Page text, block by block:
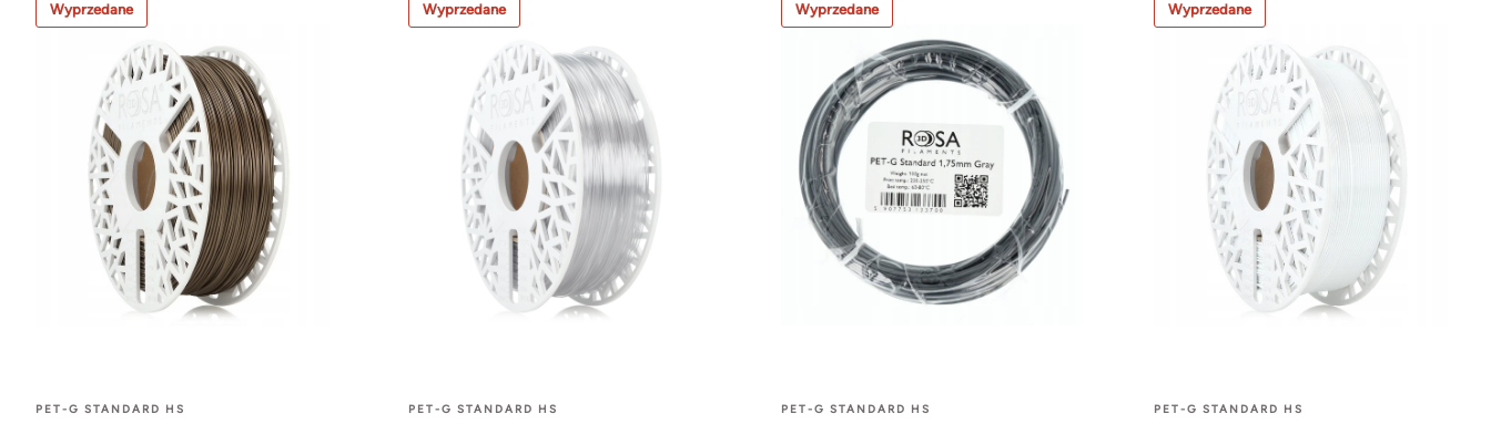
Wyprzedane
PET-G STANDARD HS
Wyprzedane
PET-G STANDARD HS
Wyprzedane
PET-G STANDARD HS
Wyprzedane
PET-G STANDARD HS